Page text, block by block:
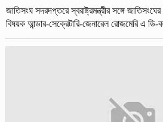
জাতিসংঘ সদরদপ্তরে স্বরাষ্ট্রমন্ত্রীর সঙ্গে
বিষয়ক আন্ডার-সেক্রেটারি-জেনারেল রোজমেরি এ ডি-
এ আহ্বান জানান।